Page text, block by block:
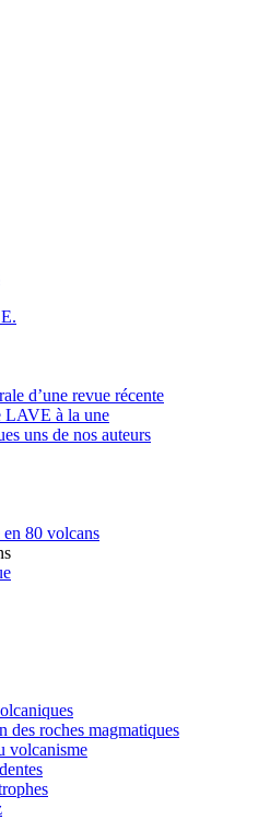
d’une revue récente
LAVE à la une
uns de nos auteurs
80 volcans
des roches magmatiques
volcanisme